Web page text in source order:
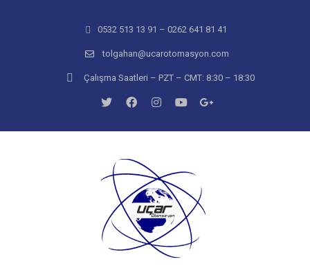
0532 513 13 91 – 0262 641 81 41
tolgahan@ucarotomasyon.com
Çalışma Saatleri – PZT – CMT: 8:30 – 18:30